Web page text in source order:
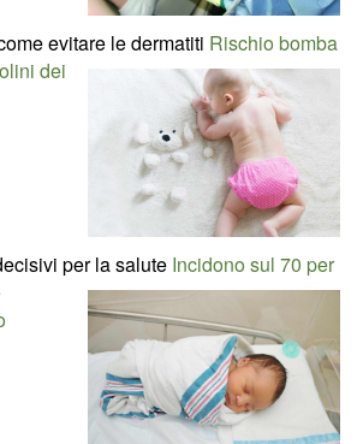
evitare le dermatiti Rischio bomba
dei
per la salute Incidono sul 70 per